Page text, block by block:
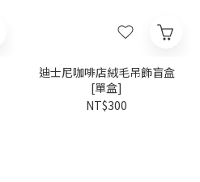
迪士尼咖啡店絨毛吊飾盲盒
[單盒]
NT$300